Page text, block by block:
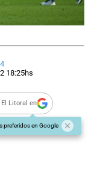
18:25hs
El Litoral en
preferidos en Google